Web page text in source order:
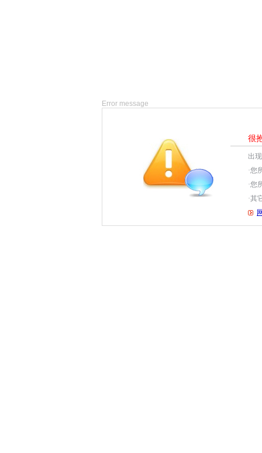
Error message
很
出
·您
·您
·其